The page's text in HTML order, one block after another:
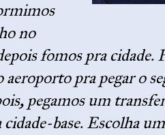
no
fomos pra cidade.
pra pegar o
pegamos um
cidade-base. Escolha